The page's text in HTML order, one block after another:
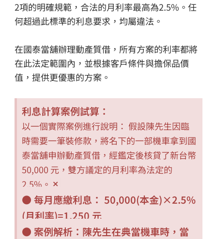
2項的明確規範，合法的月利率最高為2.5%。任
何超過此標準的利息要求，均屬違法。
在國泰當舖辦理動產質借，所有方案的利率都將
在此法定範圍內，並根據客戶條件與擔保品價
值，提供更優惠的方案。
利息計算案例試算：
以一個實際案例進行說明： 假設陳先生因臨
時需要一筆裝修款，將名下的一部機車拿到國
泰當舖申辦動產質借，經鑑定後核貸了新台幣
50,000 元，雙方議定的月利率為法定的
2.5%。 ×
● 每月應繳利息： 50,000(本金)×2.5%
(月利率)=1,250 元
×
● 案例解析：陳先生在典當機車時，當